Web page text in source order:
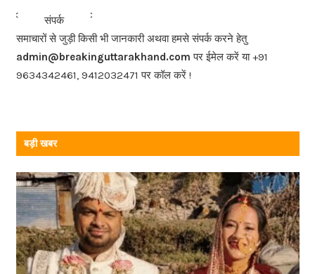
b
o
o
k
<<< संपर्क
>>>
समाचारों से जुड़ी किसी भी जानकारी अथवा हमसे संपर्क करने हेतु
admin@breakinguttarakhand.com पर ईमेल करें या +91
9634342461, 9412032471 पर कॉल करें !
बड़ी खबर